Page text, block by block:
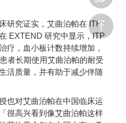
研究证实，艾曲泊帕在 ITP
EXTEND 研究中显示，ITP
疗，血小板计数持续增加，
者长期使用艾曲泊帕的耐受
活质量，并有助于减少伴随
也对艾曲泊帕在中国临床运
很高兴看到像艾曲泊帕这样